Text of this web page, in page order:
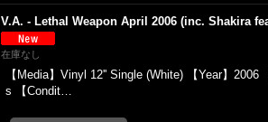
V.A. - Lethal Weapon April 2006 (inc. Shakira
在庫なし
【Media】Vinyl 12'' Single (White) 【Year】
s 【Condit…